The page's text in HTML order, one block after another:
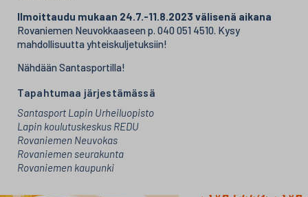
Ilmoittaudu mukaan 24.7.-11.8.2023 välisenä aikana
Rovaniemen Neuvokkaaseen p. 040 051 4510. Kysy
mahdollisuutta yhteiskuljetuksiin!
Nähdään Santasportilla!
Tapahtumaa järjestämässä
Santasport Lapin Urheiluopisto
Lapin koulutuskeskus REDU
Rovaniemen Neuvokas
Rovaniemen seurakunta
Rovaniemen kaupunki